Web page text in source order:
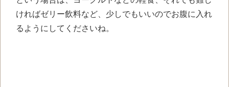
ければゼリー飲料など、少しでもいいのでお腹に入れ
るようにしてくださいね。